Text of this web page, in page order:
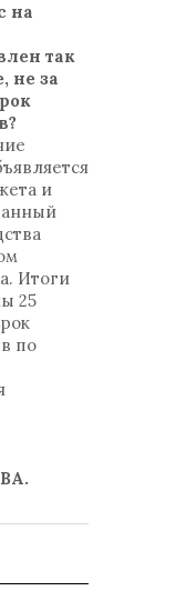
на
так
не за
и
Итоги
25
по